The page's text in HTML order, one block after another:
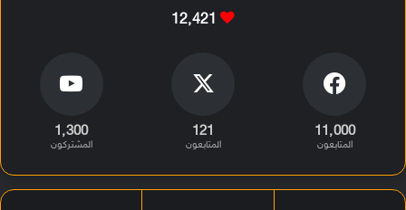
12٬421
11٬000
المتابعون
121
المتابعون
1٬300
المشتركون